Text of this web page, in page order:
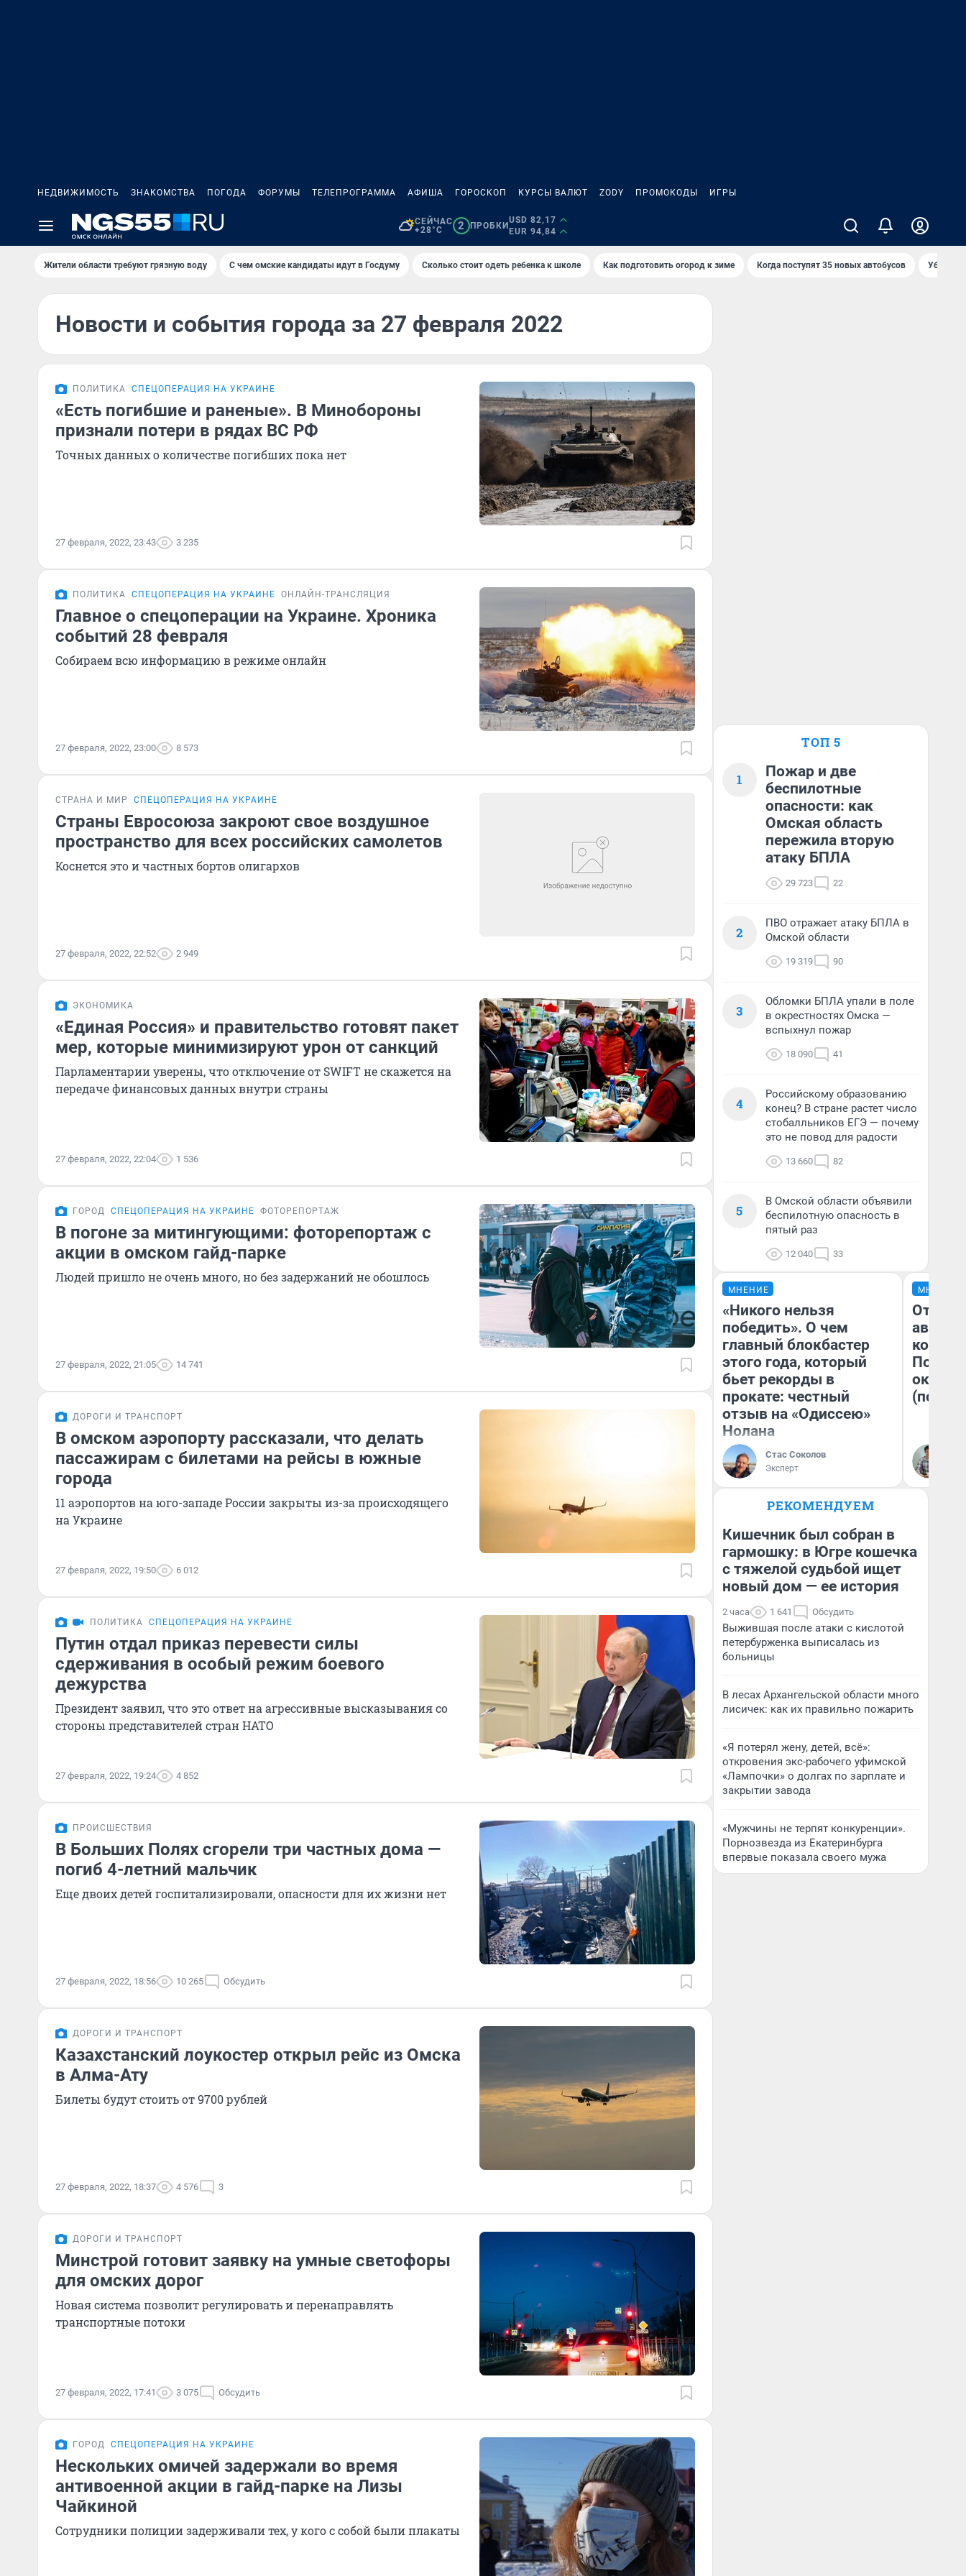
НЕДВИЖИМОСТЬ ЗНАКОМСТВА ПОГОДА ФОРУМЫ ТЕЛЕПРОГРАММА АФИША ГОРОСКОП КУРСЫ ВАЛЮТ ZODY ПРОМОКОДЫ ИГРЫ
СЕЙЧАС
+28°C
2 ПРОБКИ
USD 82,17
EUR 94,84
Жители области требуют грязную воду С чем омские кандидаты идут в Госдуму Сколько стоит одеть ребенка к школе Как подготовить огород к зиме Когда поступят 35 новых автобусов Убийца
Новости и события города за 27 февраля 2022
ПОЛИТИКА СПЕЦОПЕРАЦИЯ НА УКРАИНЕ
«Есть погибшие и раненые». В Минобороны
признали потери в рядах ВС РФ
Точных данных о количестве погибших пока нет
27 февраля, 2022, 23:43 3 235
ПОЛИТИКА СПЕЦОПЕРАЦИЯ НА УКРАИНЕ ОНЛАЙН-ТРАНСЛЯЦИЯ
Главное о спецоперации на Украине. Хроника
событий 28 февраля
Собираем всю информацию в режиме онлайн
27 февраля, 2022, 23:00 8 573
СТРАНА И МИР СПЕЦОПЕРАЦИЯ НА УКРАИНЕ
Страны Евросоюза закроют свое воздушное
пространство для всех российских самолетов
Коснется это и частных бортов олигархов
27 февраля, 2022, 22:52 2 949
ЭКОНОМИКА
«Единая Россия» и правительство готовят пакет
мер, которые минимизируют урон от санкций
Парламентарии уверены, что отключение от SWIFT не скажется на
передаче финансовых данных внутри страны
27 февраля, 2022, 22:04 1 536
ГОРОД СПЕЦОПЕРАЦИЯ НА УКРАИНЕ ФОТОРЕПОРТАЖ
В погоне за митингующими: фоторепортаж с
акции в омском гайд-парке
Людей пришло не очень много, но без задержаний не обошлось
27 февраля, 2022, 21:05 14 741
ДОРОГИ И ТРАНСПОРТ
В омском аэропорту рассказали, что делать
пассажирам с билетами на рейсы в южные
города
11 аэропортов на юго-западе России закрыты из-за происходящего
на Украине
27 февраля, 2022, 19:50 6 012
ПОЛИТИКА СПЕЦОПЕРАЦИЯ НА УКРАИНЕ
Путин отдал приказ перевести силы
сдерживания в особый режим боевого
дежурства
Президент заявил, что это ответ на агрессивные высказывания со
стороны представителей стран НАТО
27 февраля, 2022, 19:24 4 852
ПРОИСШЕСТВИЯ
В Больших Полях сгорели три частных дома —
погиб 4-летний мальчик
Еще двоих детей госпитализировали, опасности для их жизни нет
27 февраля, 2022, 18:56 10 265 Обсудить
ДОРОГИ И ТРАНСПОРТ
Казахстанский лоукостер открыл рейс из Омска
в Алма-Ату
Билеты будут стоить от 9700 рублей
27 февраля, 2022, 18:37 4 576 3
ДОРОГИ И ТРАНСПОРТ
Минстрой готовит заявку на умные светофоры
для омских дорог
Новая система позволит регулировать и перенаправлять
транспортные потоки
27 февраля, 2022, 17:41 3 075 Обсудить
ГОРОД СПЕЦОПЕРАЦИЯ НА УКРАИНЕ
Нескольких омичей задержали во время
антивоенной акции в гайд-парке на Лизы
Чайкиной
Сотрудники полиции задерживали тех, у кого с собой были плакаты
ТОП 5
1
Пожар и две
беспилотные
опасности: как
Омская область
пережила вторую
атаку БПЛА
29 723 22
2
ПВО отражает атаку БПЛА в
Омской области
19 319 90
3
Обломки БПЛА упали в поле
в окрестностях Омска —
вспыхнул пожар
18 090 41
4
Российскому образованию
конец? В стране растет число
стобалльников ЕГЭ — почему
это не повод для радости
13 660 82
5
В Омской области объявили
беспилотную опасность в
пятый раз
12 040 33
МНЕНИЕ
«Никого нельзя
победить». О чем
главный блокбастер
этого года, который
бьет рекорды в
прокате: честный
отзыв на «Одиссею»
Нолана
Стас Соколов
Эксперт
МНЕНИЕ
От
(почти
РЕКОМЕНДУЕМ
Кишечник был собран в
гармошку: в Югре кошечка
с тяжелой судьбой ищет
новый дом — ее история
2 часа 1 641 Обсудить
Выжившая после атаки с кислотой
петербурженка выписалась из
больницы
В лесах Архангельской области много
лисичек: как их правильно пожарить
«Я потерял жену, детей, всё»:
откровения экс-рабочего уфимской
«Лампочки» о долгах по зарплате и
закрытии завода
«Мужчины не терпят конкуренции».
Порнозвезда из Екатеринбурга
впервые показала своего мужа